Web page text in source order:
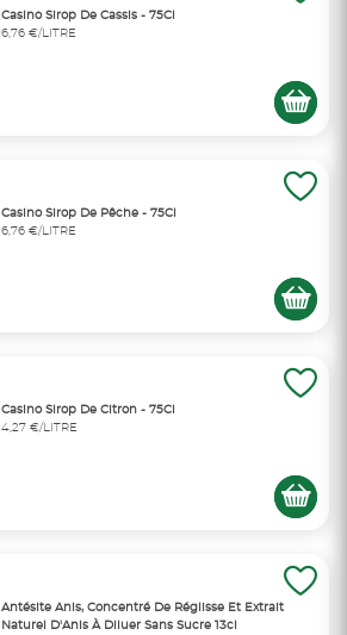
Casino Sirop De Cassis - 75Cl
6,76 €/LITRE
Casino Sirop De Pêche - 75Cl
6,76 €/LITRE
Casino Sirop De Citron - 75Cl
4,27 €/LITRE
Antésite Anis, Concentré De Réglisse Et Extrait
Naturel D'Anis À Diluer Sans Sucre 13cl